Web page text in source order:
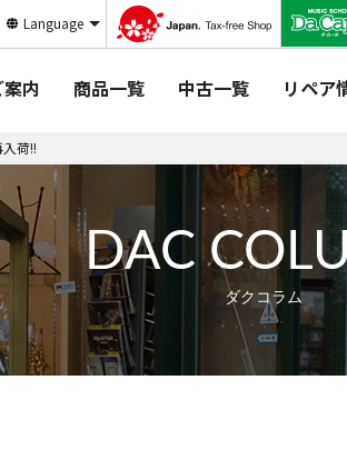
Language
内 商品一覧 中古一覧 リペア
荷!!
DAC
ダクコラム